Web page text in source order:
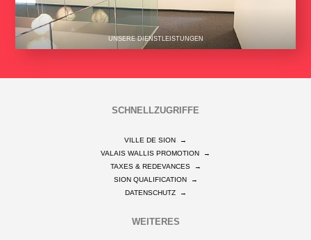
UNSERE DIENSTLEISTUNGEN
SCHNELLZUGRIFFE
VILLE DE SION
→
VALAIS WALLIS PROMOTION
→
TAXES & REDEVANCES
→
SION QUALIFICATION
→
DATENSCHUTZ
→
WEITERES